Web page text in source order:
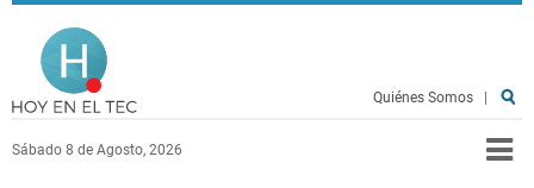
Pasar al contenido principal
Sábado 8 de Agosto, 2026
Quiénes Somos